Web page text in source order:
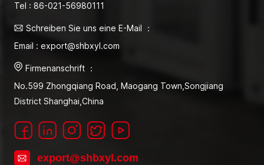
Tel : 86-021-56980111
Schreiben Sie uns eine E-Mail ：
Email : export@shbxyl.com
Firmenanschrift ：
No.599 Zhongqiang Road, Maogang Town,Songjiang
District Shanghai,China
export@shbxyl.com